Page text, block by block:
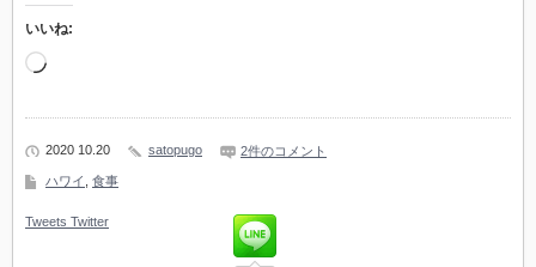
いいね:
読
み
中…
2020 10.20 satopugo 2件のコメント
ハワイ 食事
Tweets Twitter